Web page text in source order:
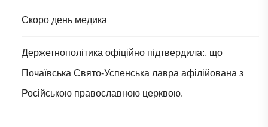
Скоро день медика
Держетнополітика офіційно підтвердила:, що
Почаївська Свято-Успенська лавра афілійована з
Російською православною церквою.